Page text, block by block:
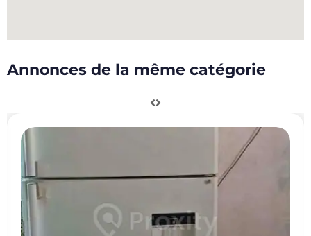
Annonces de la même catégorie